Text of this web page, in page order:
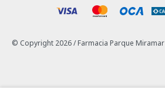
© Copyright 2026 / Farmacia Parque Miramar